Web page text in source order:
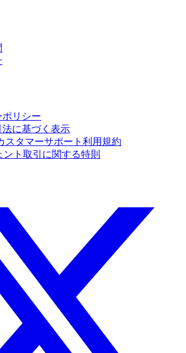
リシー
に基づく表示
スタマーサポート利用規約
ント取引に関する特則